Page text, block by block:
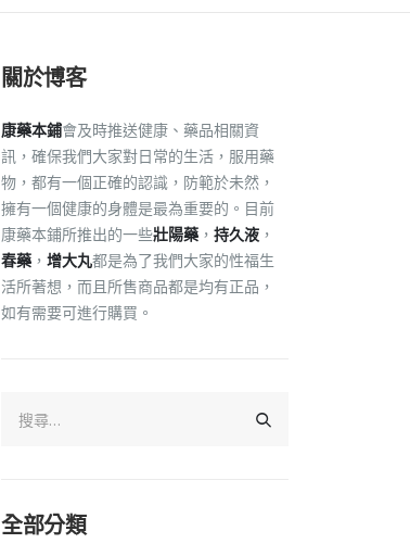
關於博客
康藥本鋪會及時推送健康、藥品相關資
訊，確保我們大家對日常的生活，服用藥
物，都有一個正確的認識，防範於未然，
擁有一個健康的身體是最為重要的。目前
康藥本鋪所推出的一些壯陽藥 ， 持久液 ，
春藥 ， 增大丸都是為了我們大家的性福生
活所著想，而且所售商品都是均有正品，
如有需要可進行購買。
全部分類